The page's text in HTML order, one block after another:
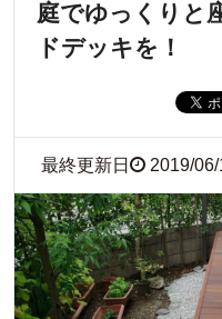
庭でゆっくりと
ドデッキを！
最終更新日 2019/